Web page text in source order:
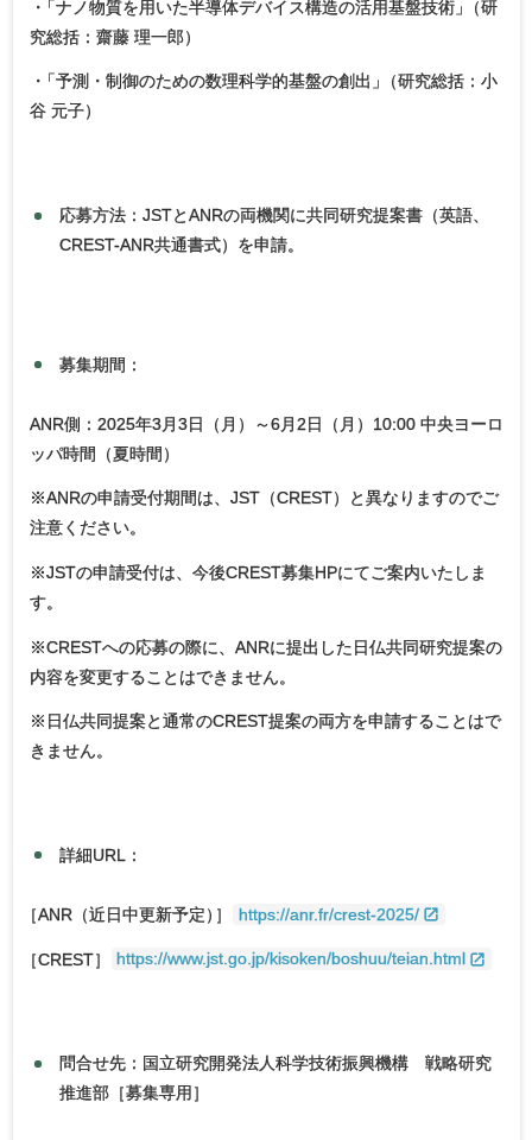
・「ナノ物質を用いた半導体デバイス構造の活用基盤技術」
（研
究総括：齋藤 理一郎）
・「予測・制御のための数理科学的基盤の創出 」
（研究総括：小
谷 元子）
応募方法：JSTとANRの両機関に共同研究提案書（英語、
CREST-ANR共通書式）を申請。
募集期間：
ANR側：2025年3月3日（月）～6月2日（月）10:00 中央ヨーロ
ッパ時間（夏時間）
※ANRの申請受付期間は、JST（CREST）と異なりますのでご
注意ください。
※JSTの申請受付は、今後CREST募集HPにてご案内いたしま
す。
※CRESTへの応募の際に、ANRに提出した日仏共同研究提案の
内容を変更することはできません。
※日仏共同提案と通常のCREST提案の両方を申請することはで
きません。
詳細URL：
［ANR（近日中更新予定） ］ https://anr.fr/crest-2025/
［CREST］ https://www.jst.go.jp/kisoken/boshuu/teian.html
問合せ先：国立研究開発法人科学技術振興機構 戦略研究
推進部［募集専用］